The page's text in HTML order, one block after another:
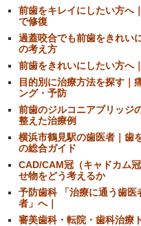
前歯をキレイにしたい方へ
で修復
過蓋咬合でも前歯をきれい
の考え方
前歯をきれいにしたい方へ
目的別に治療方法を探す｜
ング・予防
前歯のジルコニアブリッジ
整えた治療例
横浜市鶴見駅の歯医者｜歯
の総合ガイド
CAD/CAM冠（キャドカ
せ物をどう考えるか
予防歯科 「治療に通う歯
者」へ｜
審美歯科・転院・歯科治療